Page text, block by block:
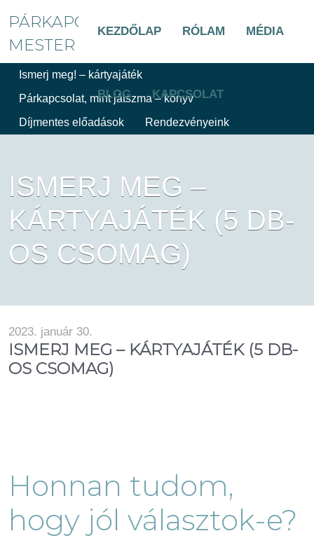
PÁRKAPCSOLAT
MESTER
KEZDŐLAP RÓLAM MÉDIA
BLOG KAPCSOLAT
Ismerj meg! – kártyajáték
Párkapcsolat, mint játszma – könyv
Díjmentes előadások
Rendezvényeink
ISMERJ MEG –
KÁRTYAJÁTÉK (5 DB-
OS CSOMAG)
2023. január 30.
ISMERJ MEG – KÁRTYAJÁTÉK (5 DB-
OS CSOMAG)
Honnan tudom,
hogy jól választok-e?